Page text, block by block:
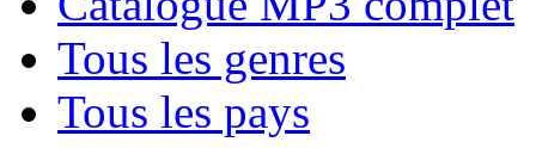
Tous les genres
Tous les pays